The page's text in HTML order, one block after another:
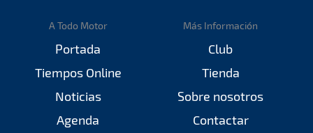
A Todo Motor
Portada
Tiempos Online
Noticias
Agenda
Más Información
Club
Tienda
Sobre nosotros
Contactar